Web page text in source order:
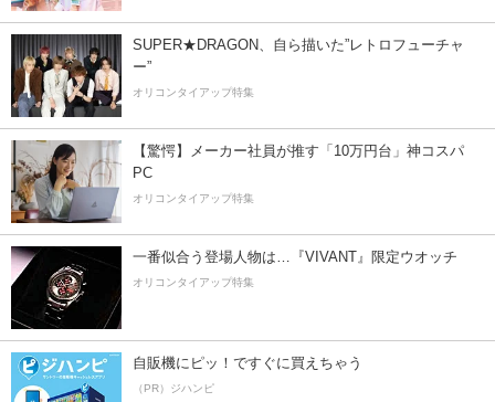
SUPER★DRAGON、自ら描いた”レトロフューチャ
ー”
オリコンタイアップ特集
【驚愕】メーカー社員が推す「10万円台」神コスパ
PC
オリコンタイアップ特集
一番似合う登場人物は…『VIVANT』限定ウオッチ
オリコンタイアップ特集
自販機にピッ！ですぐに買えちゃう
（PR）ジハンピ